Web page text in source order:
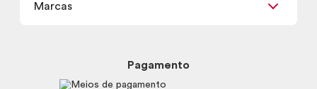
Código de defesa do consumidor
Frete e Entrega
Fale Conosco
Marcas
Pagamento